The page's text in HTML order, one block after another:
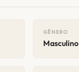
GÊNERO
Masculino